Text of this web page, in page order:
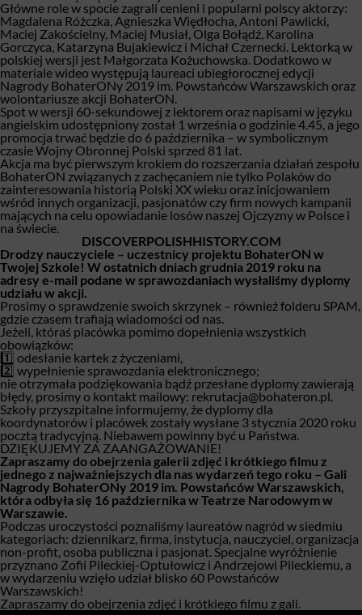
Główne role w spocie zagrali cenieni i popularni polscy aktorzy:
Magdalena Różczka, Agnieszka Więdłocha, Antoni Pawlicki,
Maciej Zakościelny, Maciej Musiał, Olga Bołądź, Karolina
Gorczyca, Katarzyna Bujakiewicz i Michał Czernecki. Lektorką w
polskiej wersji jest Małgorzata Kożuchowska. Dodatkowo w
materiale wideo występują laureaci ubiegłorocznej edycji
Nagrody BohaterONy 2019 im. Powstańców Warszawskich oraz
wolontariusze akcji BohaterON.
Spot w wersji 60-sekundowej z lektorem oraz napisami w języku
angielskim udostępniony został 1 września o godzinie 4.45, a jego
promocja trwać będzie do 6 października – w symbolicznym
czasie Wojny Obronnej Polski sprzed 81 lat.
Akcja ma być pierwszym krokiem do rozszerzania działań zespołu
BohaterON związanych z zachęcaniem nie tylko Polaków do
zainteresowania historią Polski XX wieku oraz inicjowaniem
wśród innych organizacji, pasjonatów czy firm nowych kampanii
mających na celu opowiadanie losów naszej Ojczyzny w Polsce i
na świecie.
DISCOVERPOLISHHISTORY.COM
Drodzy nauczyciele – uczestnicy projektu BohaterON w
Twojej Szkole! W ostatnich dniach grudnia 2019 roku na
adresy e-mail podane w sprawozdaniach wysłaliśmy dyplomy
udziału w akcji.
Prosimy o sprawdzenie swoich skrzynek – również folderu SPAM,
gdzie czasem trafiają wiadomości od nas.
Jeżeli, któraś placówka pomimo dopełnienia wszystkich
obowiązków:
1️⃣ odesłanie kartek z życzeniami,
2️⃣ wypełnienie sprawozdania elektronicznego;
nie otrzymała podziękowania bądź przesłane dyplomy zawierają
błędy, prosimy o kontakt mailowy: rekrutacja@bohateron.pl.
Szkoły przyszpitalne informujemy, że dyplomy dla
koordynatorów i placówek zostały wysłane 3 stycznia 2020 roku
pocztą tradycyjną. Niebawem powinny być u Państwa.
DZIĘKUJEMY ZA ZAANGAŻOWANIE!
Zapraszamy do obejrzenia galerii zdjęć i krótkiego filmu z
jednego z najważniejszych dla nas wydarzeń tego roku – Gali
Nagrody BohaterONy 2019 im. Powstańców Warszawskich,
która odbyła się 16 października w Teatrze Narodowym w
Warszawie.
Podczas uroczystości poznaliśmy laureatów nagród w siedmiu
kategoriach: dziennikarz, firma, instytucja, nauczyciel, organizacja
non-profit, osoba publiczna i pasjonat. Specjalne wyróżnienie
przyznano Zofii Pileckiej-Optułowicz i Andrzejowi Pileckiemu, a
w wydarzeniu wzięło udział blisko 60 Powstańców
Warszawskich!
Zapraszamy do obejrzenia zdjęć i krótkiego filmu z gali.